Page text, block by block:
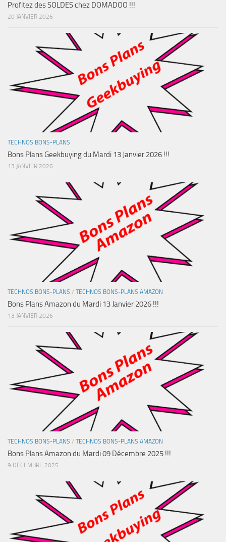
Profitez des SOLDES chez DOMADOO !!!
20 JANVIER 2026
TECHNOS BONS-PLANS
Bons Plans Geekbuying du Mardi 13 Janvier 2026 !!!
13 JANVIER 2026
TECHNOS BONS-PLANS / TECHNOS BONS-PLANS AMAZON
Bons Plans Amazon du Mardi 13 Janvier 2026 !!!
13 JANVIER 2026
TECHNOS BONS-PLANS / TECHNOS BONS-PLANS AMAZON
Bons Plans Amazon du Mardi 09 Décembre 2025 !!!
9 DÉCEMBRE 2025